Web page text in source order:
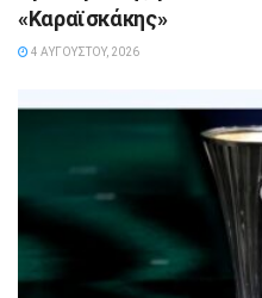
«Καραϊσκάκης»
4 ΑΥΓΟΎΣΤΟΥ, 2026